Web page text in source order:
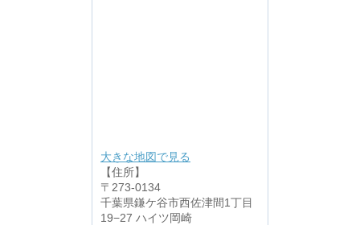
大きな地図で見る
【住所】
〒273-0134
千葉県鎌ケ谷市西佐津間1丁目
19−27 ハイツ岡崎